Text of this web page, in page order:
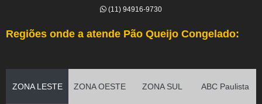
(11) 94916-9730
Regiões onde a atende Pão Queijo Congelado:
ZONA LESTE ZONA OESTE ZONA SUL ABC Paulista